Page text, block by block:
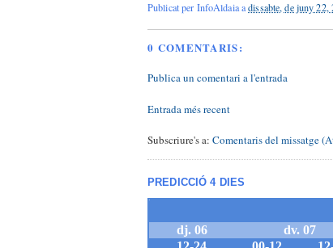
Publicat per InfoAldaiaadissabte, de juny 22,
0 COMENTARIS:
Publica un comentari a l'entrada
Entrada més recent
Subscriure's a: Comentaris del missatge
PREDICCIÓ 4 DIES